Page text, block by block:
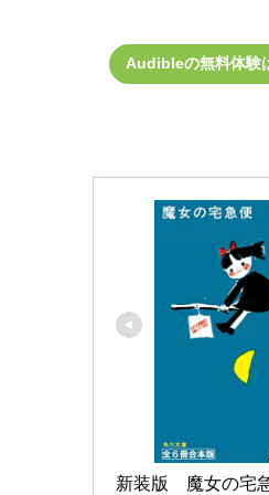
Audibleの無料体験
新装版　魔女の宅